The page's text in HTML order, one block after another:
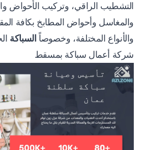
التشطيب الراقي، وتركيب الأحواض
والمغاسل وأحواض المطابخ بكافة
والأنواع المختلفة، وخصوصاً السباكة
شركة أعمال سباكة بمسقط